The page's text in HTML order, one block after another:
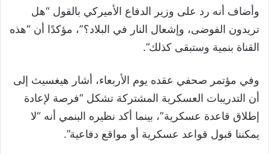
وأضاف أنه رد على وزير الدفاع الأميركي بالقول “هل
تريدون الفوضى، وإشعال النار في البلاد؟”، مؤكدًا أن “هذه
القناة بنمية وستبقى كذلك”.
وفي مؤتمر صحفي عقده يوم الأربعاء، أشار هيغسيث إلى
أن التدريبات العسكرية المشتركة تشكل “فرصة لإعادة
إطلاق قاعدة عسكرية”، بينما أكد نظيره البنمي أنه “لا
يمكننا قبول قواعد عسكرية أو مواقع دفاعية”.